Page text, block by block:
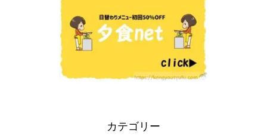
カテゴリー